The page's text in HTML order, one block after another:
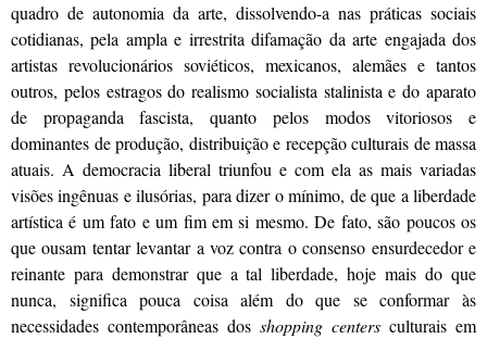
quadro de autonomia da arte, dissolvendo-a nas práticas sociais
cotidianas, pela ampla e irrestrita difamação da arte engajada dos
artistas revolucionários soviéticos, mexicanos, alemães e tantos
outros, pelos estragos do realismo socialista stalinista e do aparato
de propaganda fascista, quanto pelos modos vitoriosos e
dominantes de produção, distribuição e recepção culturais de massa
atuais. A democracia liberal triunfou e com ela as mais variadas
visões ingênuas e ilusórias, para dizer o mínimo, de que a liberdade
artística é um fato e um fim em si mesmo. De fato, são poucos os
que ousam tentar levantar a voz contra o consenso ensurdecedor e
reinante para demonstrar que a tal liberdade, hoje mais do que
nunca, significa pouca coisa além do que se conformar às
necessidades contemporâneas dos shopping centers culturais em